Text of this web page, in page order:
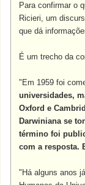
Para confirmar o
Ricieri, um
que dá
É um trecho da
"Em 1959 foi
universidades,
Oxford e
Darwiniana se
término foi
com a resposta.
"Há alguns anos